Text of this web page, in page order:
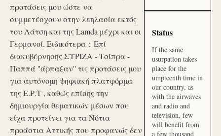
προτάσεις μου ώστε να
συμμετέσχουν στην λεηλασία εκτός
του Λάτση και της Lamda μέχρι και οι
Γερμανοί. Ειδικότερα：Επί
διακυβέρνησης ΣΥΡΙΖΑ - Τσίπρα -
Παππά ''άρπαξαν'' τις προτάσεις μου
για αυτόνομη ψηφιακή πλατφόρμα
της Ε.Ρ.Τ , καθώς επίσης την
δημιουργία θεματικών μέσων που
είχα προτείνει για τα Νότια
προάστια Αττικής που προφανώς δεν
Status
If the same
usurpation takes
place for the
umpteenth time in
our country, as
with the airwaves
and radio and
television, few
will benefit from
a few thousand